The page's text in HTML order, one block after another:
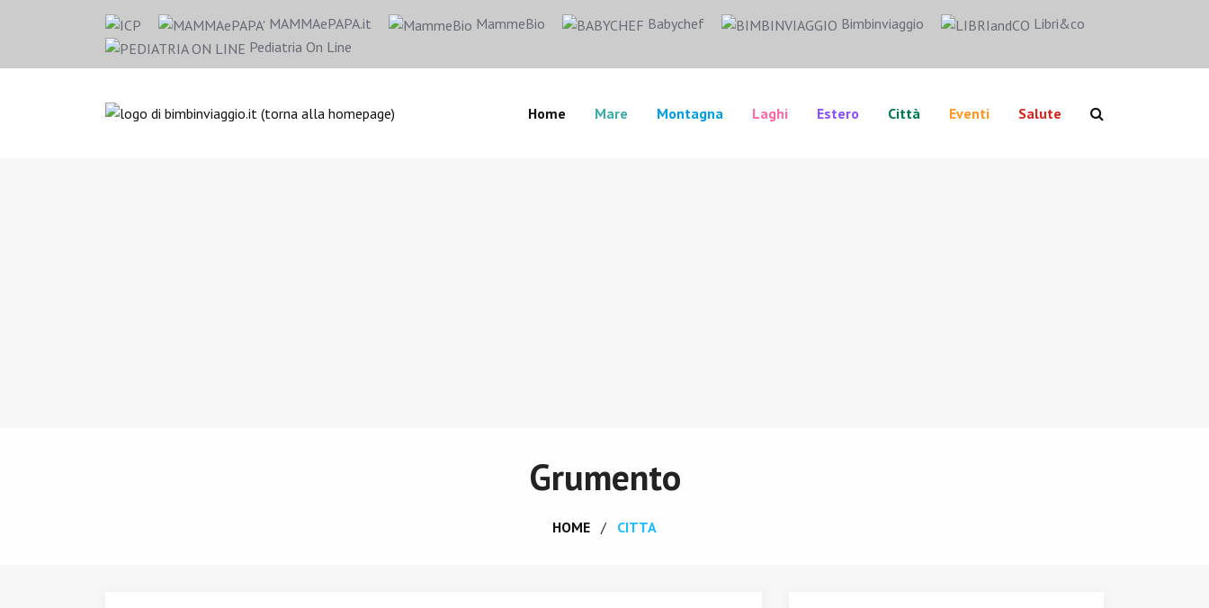
MAMMAePAPA.it MammeBio Babychef Bimbinviaggio
Libri&co
Pediatria On Line
Home Mare Montagna Laghi Estero Città Eventi Salute
Grumento
HOME CITTA